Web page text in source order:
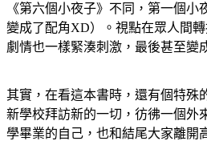
《第六個小夜子》不同，第一個
變成了配角XD）。視點在眾人間
劇情也一樣緊湊刺激，最後甚至變
其實，在看這本書時，還有個特殊
新學校拜訪新的一切，彷彿一個外
學畢業的自己，也和結尾大家離開